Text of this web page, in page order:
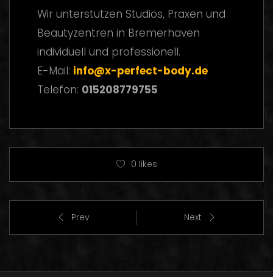
Wir unterstützen Studios, Praxen und
Beautyzentren in Bremerhaven
individuell und professionell.
E-Mail: info@x-perfect-body.de
Telefon: 015208779755
0 likes
Prev Next